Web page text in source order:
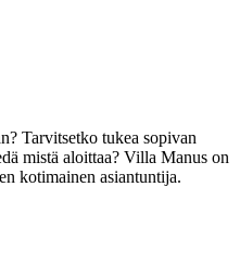
Tarvitsetko tukea sopivan
mistä aloittaa? Villa Manus on
kotimainen asiantuntija.